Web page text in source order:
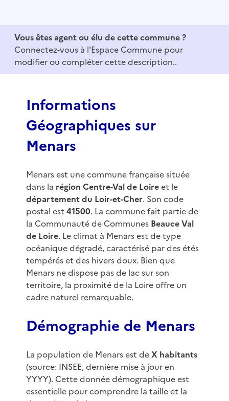
f
Vous êtes agent ou élu de cette commune ?
Connectez-vous à l'Espace Commune pour
modifier ou compléter cette description..
Informations
Géographiques sur
Menars
Menars est une commune française située
dans la région Centre-Val de Loireet le
département du Loir-et-Cher. Son code
postal est 41500. La commune fait partie de
la Communauté de Communes Beauce Val
de Loire. Le climat à Menars est de type
océanique dégradé, caractérisé par des étés
tempérés et des hivers doux. Bien que
Menars ne dispose pas de lac sur son
territoire, la proximité de la Loire offre un
cadre naturel remarquable.
Démographie de Menars
La population de Menars est deX habitants
(source: INSEE, dernière mise à jour en
YYYY). Cette donnée démographique est
essentielle pour comprendre la taille et la